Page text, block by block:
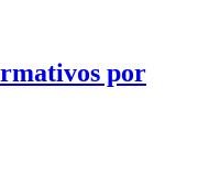
por